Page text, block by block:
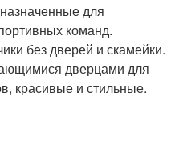
для
команд.
без дверей и скамейки.
дверцами для
красивые и стильные.